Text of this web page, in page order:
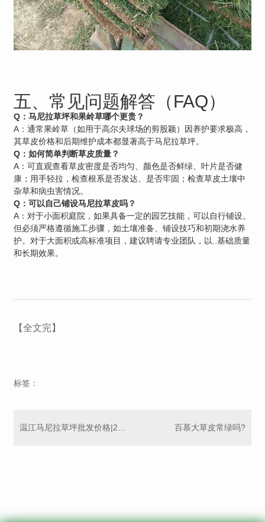
五、常见问题解答（FAQ）
Q：马尼拉草坪和果岭草哪个更贵？
A：通常果岭草（如用于高尔夫球场的剪股颖）因养护要求极高，
其草皮价格和后期维护成本都显著高于马尼拉草坪。
Q：如何简单判断草皮质量？
A：可直观查看草皮密度是否均匀、颜色是否鲜绿、叶片是否健
康；用手轻拉，检查根系是否发达、是否牢固；检查草皮土壤中
杂草和病虫害情况。
Q：可以自己铺设马尼拉草皮吗？
A：对于小面积庭院，如果具备一定的园艺技能，可以自行铺设。
但必须严格遵循施工步骤，如土壤准备、铺设技巧和初期浇水养
护。对于大面积或高标准项目，建议聘请专业团队，以..基础质量
和长期效果。
【全文完】
标签：
百慕大草皮常绿吗?